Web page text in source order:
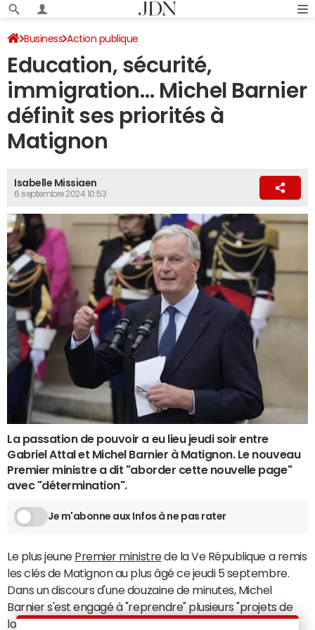
Business Action publique
Education, sécurité,
immigration… Michel Barnier
définit ses priorités à
Matignon
Isabelle Missiaen
6 septembre 2024 10:53
La passation de pouvoir a eu lieu jeudi soir entre
Gabriel Attal et Michel Barnier à Matignon. Le nouveau
Premier ministre a dit "aborder cette nouvelle page"
avec "détermination".
Je m'abonne aux Infos à ne pas rater
Le plus jeune Premier ministrede la Ve République a remis
les clés de Matignon au plus âgé ce jeudi 5 septembre.
Dans un discours d'une douzaine de minutes, Michel
Barnier s'est engagé à "reprendre" plusieurs "projets de
loi" laissés "en suspens" par son prédécesseur, en y